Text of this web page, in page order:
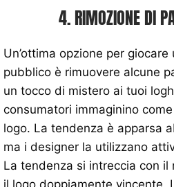
4. RIMOZIONE DI
Un’ottima opzione per giocare
pubblico è rimuovere alcune
un tocco di mistero ai tuoi
consumatori immaginino
logo. La tendenza è apparsa
ma i designer la utilizzano
La tendenza si intreccia con il
il logo doppiamente vincente.